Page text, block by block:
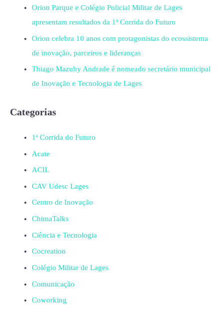
Orion Parque e Colégio Policial Militar de Lages
apresentam resultados da 1ª Corrida do Futuro
Orion celebra 10 anos com protagonistas do ecossistema
de inovação, parceiros e lideranças
Thiago Mazuhy Andrade é nomeado secretário municipal
de Inovação e Tecnologia de Lages
Categorias
1ª Corrida do Futuro
Acate
ACIL
CAV Udesc Lages
Centro de Inovação
ChimaTalks
Ciência e Tecnologia
Cocreation
Colégio Militar de Lages
Comunicação
Coworking